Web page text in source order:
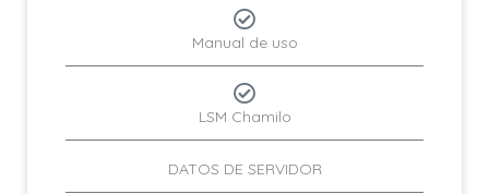
Manual de uso
LSM Chamilo
DATOS DE SERVIDOR